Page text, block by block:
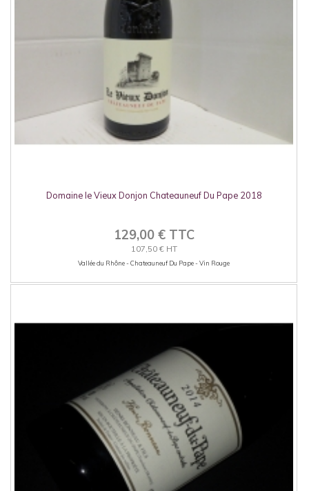
Domaine le Vieux Donjon Chateauneuf Du Pape 2018
129,00 € TTC
107,50 € HT
Vallée du Rhône - Chateauneuf Du Pape - Vin Rouge